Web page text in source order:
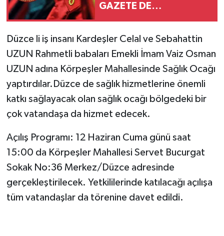
GAZETE DE
Düzce li iş insanı Kardeşler Celal ve Sebahattin
UZUN Rahmetli babaları Emekli İmam Vaiz Osman
UZUN adına Körpeşler Mahallesinde Sağlık Ocağı
yaptırdılar.Düzce de sağlık hizmetlerine önemli
katkı sağlayacak olan sağlık ocağı bölgedeki bir
çok vatandaşa da hizmet edecek.
Açılış Programı: 12 Haziran Cuma günü saat
15:00 da Körpeşler Mahallesi Servet Bucurgat
Sokak No:36 Merkez/Düzce adresinde
gerçekleştirilecek. Yetkililerinde katılacağı açılışa
tüm vatandaşlar da törenine davet edildi.